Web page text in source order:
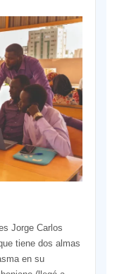
Jorge Carlos
tiene dos almas
en su